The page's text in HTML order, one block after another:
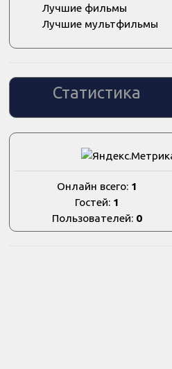
Лучшие фильмы
Лучшие мультфильмы
Статистика
Онлайн всего: 1
Гостей: 1
Пользователей: 0